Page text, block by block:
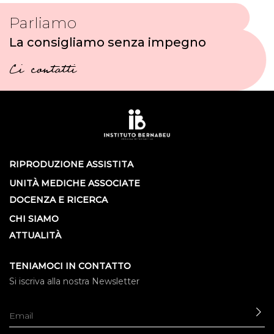
Parliamo
La consigliamo senza impegno
Ci contatti
RIPRODUZIONE ASSISTITA
UNITÀ MEDICHE ASSOCIATE
DOCENZA E RICERCA
CHI SIAMO
ATTUALITÀ
TENIAMOCI IN CONTATTO
Si iscriva alla nostra Newsletter